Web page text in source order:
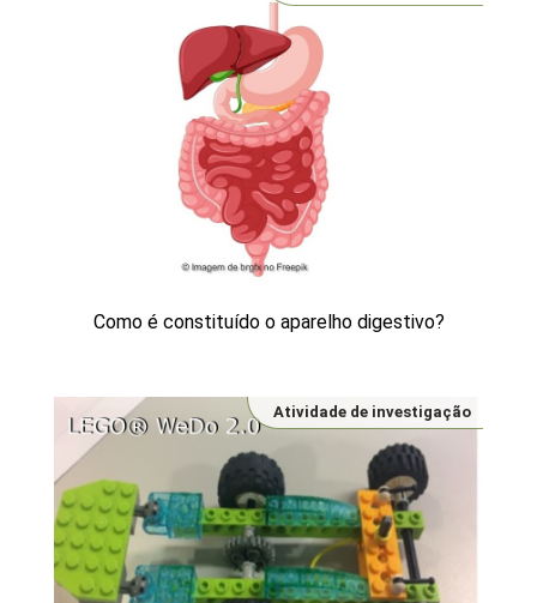
Como é constituído o aparelho digestivo?
Atividade de investigação